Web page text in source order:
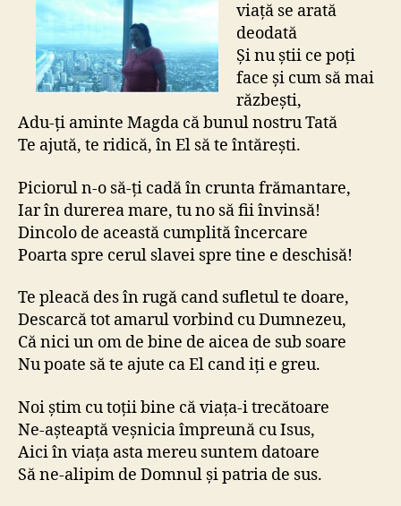
viață se arată
deodată
Și nu știi ce poți
face și cum să mai
răzbești,
Adu-ți aminte Magda că bunul nostru Tată
Te ajută, te ridică, în El să te întărești.
Piciorul n-o să-ți cadă în crunta frămantare,
Iar în durerea mare, tu no să fii învinsă!
Dincolo de această cumplită încercare
Poarta spre cerul slavei spre tine e deschisă!
Te pleacă des în rugă cand sufletul te doare,
Descarcă tot amarul vorbind cu Dumnezeu,
Că nici un om de bine de aicea de sub soare
Nu poate să te ajute ca El cand iți e greu.
Noi știm cu toții bine că viața-i trecătoare
Ne-așteaptă veșnicia împreună cu Isus,
Aici în viața asta mereu suntem datoare
Să ne-alipim de Domnul și patria de sus.